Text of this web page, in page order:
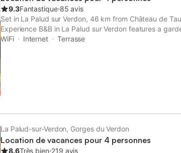
flotting. Lacs de Ste-Croix et de Castillon 20 km :
Dans le Parc Naturel Régional du Verdon, en plein
duplex superbement rénové dans une maison de
entrée commune donnant sur une petite placette,
9.3Fantastique⋅85 avis
Set in La Palud sur Verdon, 46 km from Château de
Experience B&B in La Palud sur Verdon features a
garden. This bed and breakfast provides free private
WiFi Internet Terrasse
La Palud-sur-Verdon, Gorges du Verdon
Location de vacances pour 4 personnes
8.6Très bien⋅219 avis